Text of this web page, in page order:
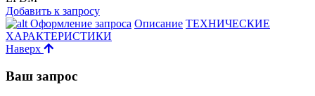
Добавить к запросу
Оформление запроса Описание ТЕХНИЧЕСКИЕ
ХАРАКТЕРИСТИКИ
Наверх
Ваш запрос